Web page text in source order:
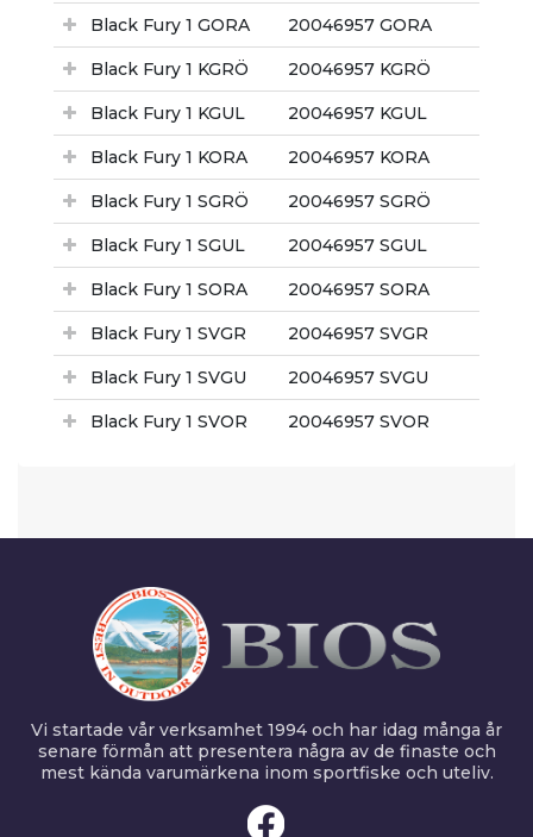
Black Fury 1 GORA 20046957 GORA
Black Fury 1 KGRÖ 20046957 KGRÖ
Black Fury 1 KGUL 20046957 KGUL
Black Fury 1 KORA 20046957 KORA
Black Fury 1 SGRÖ 20046957 SGRÖ
Black Fury 1 SGUL 20046957 SGUL
Black Fury 1 SORA 20046957 SORA
Black Fury 1 SVGR 20046957 SVGR
Black Fury 1 SVGU 20046957 SVGU
Black Fury 1 SVOR 20046957 SVOR
Vi startade vår verksamhet 1994 och har idag många år
senare förmån att presentera några av de finaste och
mest kända varumärkena inom sportfiske och uteliv.